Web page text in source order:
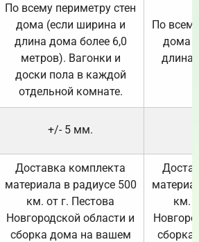
По всему периметру стен
дома (если ширина и
длина дома более 6,0
метров). Вагонки и
доски пола в каждой
отдельной комнате.
По
дома
длина
+/- 5 мм.
Доставка комплекта
материала в радиусе 500
км. от г. Пестова
Новгородской области и
сборка дома на вашем
км.